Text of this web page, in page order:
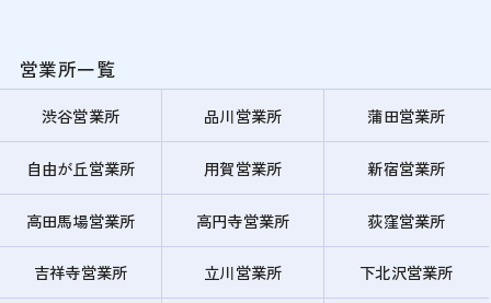
営業所一覧
渋谷営業所 品川営業所 蒲田営業所
自由が丘営業所 用賀営業所 新宿営業所
高田馬場営業所 高円寺営業所 荻窪営業所
吉祥寺営業所 立川営業所 下北沢営業所